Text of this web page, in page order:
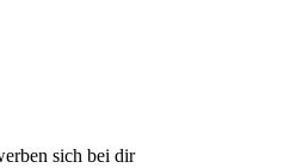
sich bei dir